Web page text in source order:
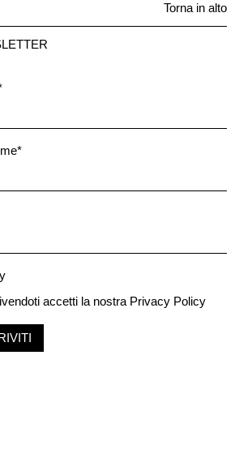
Torna in alto
accetti la nostra Privacy Policy